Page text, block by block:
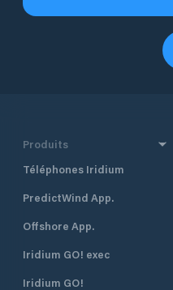
Produits
Téléphones Iridium
PredictWind App.
Offshore App.
Iridium GO! exec
Iridium GO!